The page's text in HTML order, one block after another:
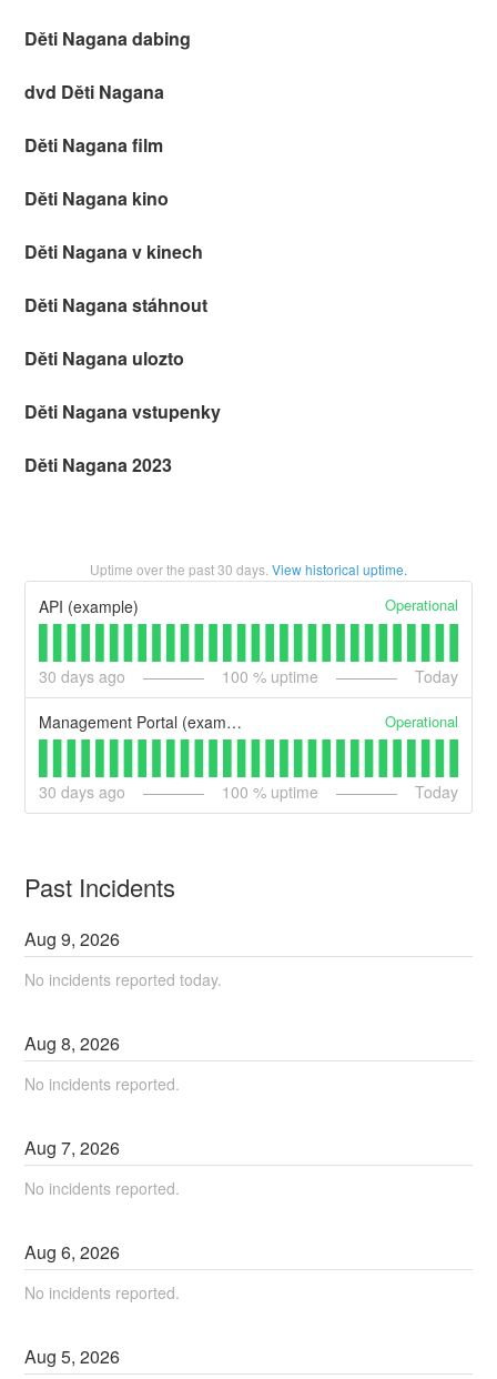
Děti Nagana dabing
dvd Děti Nagana
Děti Nagana film
Děti Nagana kino
Děti Nagana v kinech
Děti Nagana stáhnout
Děti Nagana ulozto
Děti Nagana vstupenky
Děti Nagana 2023
Uptime over the past30 days. View historical uptime.
API (example) Operational
30 days ago 100 % uptime Today
Management Portal (example) Operational
30 days ago 100 % uptime Today
Past Incidents
Aug9,2026
No incidents reported today.
Aug8,2026
No incidents reported.
Aug7,2026
No incidents reported.
Aug6,2026
No incidents reported.
Aug5,2026